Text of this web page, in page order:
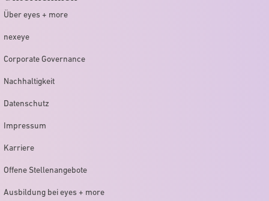
Über eyes + more
nexeye
Corporate Governance
Nachhaltigkeit
Datenschutz
Impressum
Karriere
Offene Stellenangebote
Ausbildung bei eyes + more